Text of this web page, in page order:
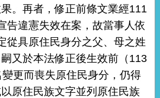
。再者，修正前條文業經111
告違憲失效在案，故當事人依
從具原住民身分之父、母之姓
又於本法修正後生效前（113
更而喪失原住民身分，仍得
原住民族文字並列原住民族